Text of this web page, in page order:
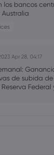
los bancos
Apr 28, 04:17
de subida
Federal